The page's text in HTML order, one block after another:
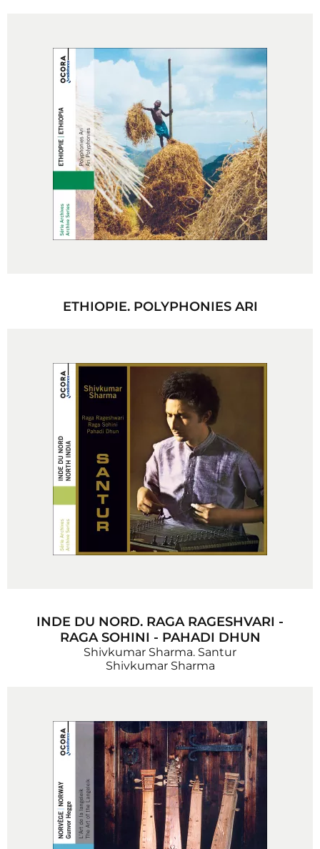
ETHIOPIE. POLYPHONIES ARI
INDE DU NORD. RAGA RAGESHVARI -
RAGA SOHINI - PAHADI DHUN
Shivkumar Sharma. Santur
Shivkumar Sharma